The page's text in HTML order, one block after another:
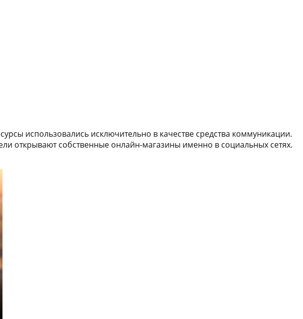
использовались исключительно в качестве средства коммуникации.
открывают собственные онлайн-магазины именно в социальных сетях.